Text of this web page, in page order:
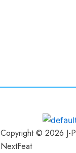
Copyright © 2026 J-
NextFeat